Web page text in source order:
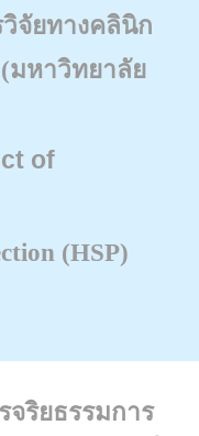
จัยทางคลินิก
(มหาวิทยาลัย
of
(HSP)
ริยธรรมการ